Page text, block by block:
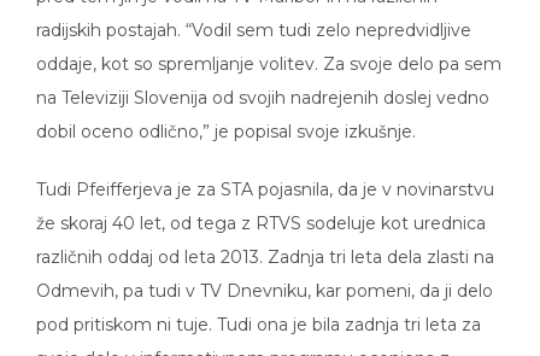
radijskih postajah. “Vodil sem tudi zelo nepredvidljive
oddaje, kot so spremljanje volitev. Za svoje delo pa sem
na Televiziji Slovenija od svojih nadrejenih doslej vedno
dobil oceno odlično,” je popisal svoje izkušnje.
že skoraj 40 let, od tega z RTVS sodeluje kot urednica
različnih oddaj od leta 2013. Zadnja tri leta dela zlasti na
Odmevih, pa tudi v TV Dnevniku, kar pomeni, da ji delo
pod pritiskom ni tuje. Tudi ona je bila zadnja tri leta za
svoje delo v informativnem programu ocenjena z